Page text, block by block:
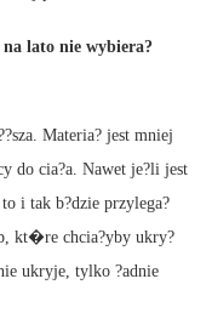
lato nie wybiera?
Materia? jest mniej
do cia?a. Nawet je?li jest
i tak b?dzie przylega?
kt�re chcia?yby ukry?
ukryje, tylko ?adnie